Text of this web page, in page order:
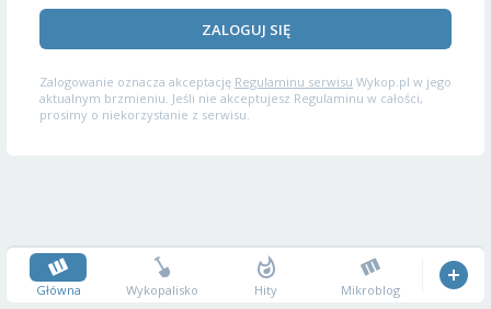
ZALOGUJ SIĘ
Zalogowanie oznacza akceptację Regulaminu serwisu Wykop.pl w jego
aktualnym brzmieniu. Jeśli nie akceptujesz Regulaminu w całości,
prosimy o niekorzystanie z serwisu.
Główna Wykopalisko Hity Mikroblog